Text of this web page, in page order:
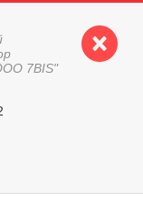
7BIS"